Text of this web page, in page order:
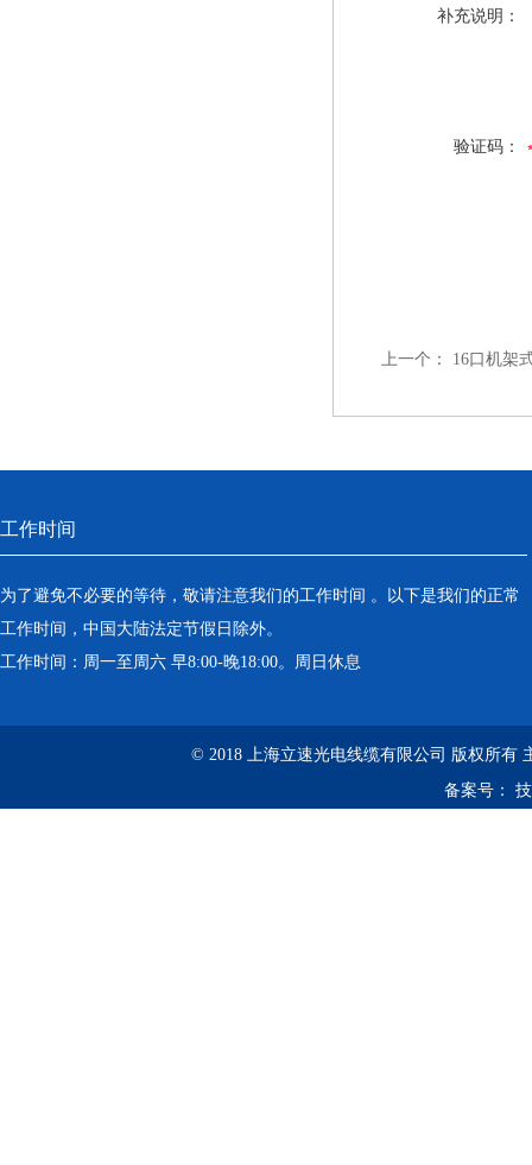
补充说明：
验证码：
上一个： 16口机架
工作时间
为了避免不必要的等待，敬请注意我们的工作时间 。以下是我们的正常
工作时间，中国大陆法定节假日除外。
工作时间：周一至周六 早8:00-晚18:00。周日休息
© 2018 上海立速光电线缆有限公司 版权所有
备案号：